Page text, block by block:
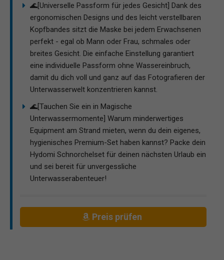
🌊[Universelle Passform für jedes Gesicht] Dank des
ergonomischen Designs und des leicht verstellbaren
Kopfbandes sitzt die Maske bei jedem Erwachsenen
perfekt - egal ob Mann oder Frau, schmales oder
breites Gesicht. Die einfache Einstellung garantiert
eine individuelle Passform ohne Wassereinbruch,
damit du dich voll und ganz auf das Fotografieren der
Unterwasserwelt konzentrieren kannst.
🌊[Tauchen Sie ein in Magische
Unterwassermomente] Warum minderwertiges
Equipment am Strand mieten, wenn du dein eigenes,
hygienisches Premium-Set haben kannst? Packe dein
Hydomi Schnorchelset für deinen nächsten Urlaub ein
und sei bereit für unvergessliche
Unterwasserabenteuer!
Preis prüfen